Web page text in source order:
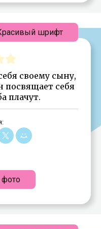
своему сыну,
посвящает себя
плачут.
фото
шрифт